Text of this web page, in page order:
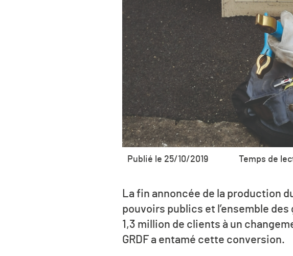
Publié le 25/10/2019 Temps de
La fin annoncée de la production
pouvoirs publics et l’ensemble
1,3 million de clients à un
GRDF a entamé cette conversion.